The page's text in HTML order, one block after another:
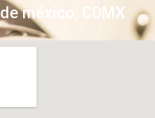
de méxico, CDMX